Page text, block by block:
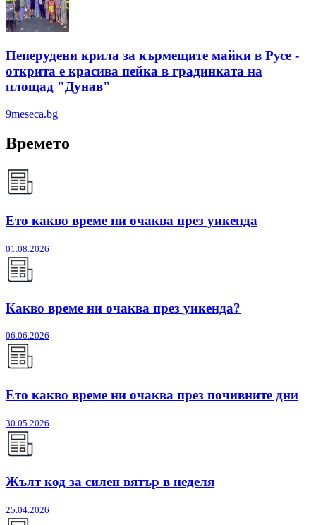
Пеперудени крила за кърмещите майки в Русе -
открита е красива пейка в градинката на
площад "Дунав"
9meseca.bg
Времето
Ето какво време ни очаква през уикенда
01.08.2026
Какво време ни очаква през уикенда?
06.06.2026
Ето какво време ни очаква през почивните дни
30.05.2026
Жълт код за силен вятър в неделя
25.04.2026